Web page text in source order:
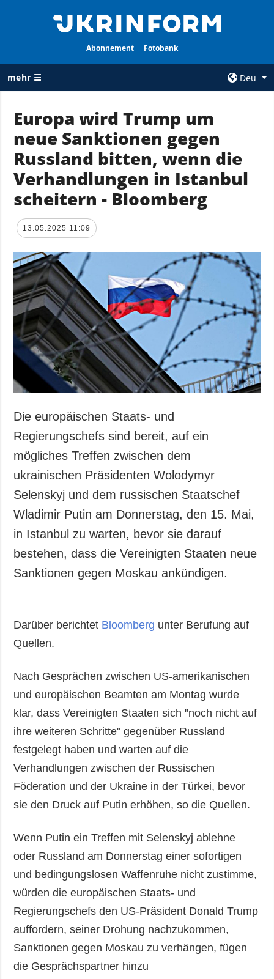
Abonnement Fotobank
mehr ☰
Deu
ALLE
RUBRIKEN
Krieg
Wiederaufbau
der Ukraine
Politik
Wirtschaft
Militär
Gesellschaft und
Kultur
Sport
Kriminalität
Notstand und
Notfälle
AGENTUR
Über uns
Kontakte
services
Politik zur
personenbezogener
Daten
ZUSÄTZLICH
Veröffentlichungen
Interview
Fotos
Video
LEISTUNGEN
Abonnement
Fotobank
Europa wird Trump um
neue Sanktionen gegen
Russland bitten, wenn die
Verhandlungen in Istanbul
scheitern - Bloomberg
13.05.2025 11:09
Die europäischen Staats- und
Regierungschefs sind bereit, auf ein
mögliches Treffen zwischen dem
ukrainischen Präsidenten Wolodymyr
Selenskyj und dem russischen Staatschef
Wladimir Putin am Donnerstag, den 15. Mai,
in Istanbul zu warten, bevor sie darauf
bestehen, dass die Vereinigten Staaten neue
Sanktionen gegen Moskau ankündigen.
Darüber berichtet Bloomberg unter Berufung auf
Quellen.
Nach Gesprächen zwischen US-amerikanischen
und europäischen Beamten am Montag wurde
klar, dass Vereinigten Staaten sich "noch nicht auf
ihre weiteren Schritte" gegenüber Russland
festgelegt haben und warten auf die
Verhandlungen zwischen der Russischen
Föderation und der Ukraine in der Türkei, bevor
sie den Druck auf Putin erhöhen, so die Quellen.
Wenn Putin ein Treffen mit Selenskyj ablehne
oder Russland am Donnerstag einer sofortigen
und bedingungslosen Waffenruhe nicht zustimme,
würden die europäischen Staats- und
Regierungschefs den US-Präsident Donald Trump
auffordern, seiner Drohung nachzukommen,
Sanktionen gegen Moskau zu verhängen, fügen
die Gesprächspartner hinzu